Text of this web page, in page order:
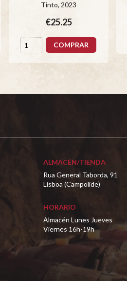
Tinto, 2023
€25.25
COMPRAR
ALMACÉN/TIENDA
Rua General Taborda, 91
Lisboa (Campolide)
HORARIO
Almacén Lunes Jueves
Viernes 16h-19h